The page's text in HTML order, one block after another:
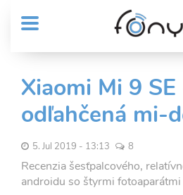
obsah
MENU
Sub
Header
menu
User
account
menu
Xiaomi Mi 9 SE
odľahčená mi-
5. Jul 2019 - 13:13 8
Recenzia šesťpalcového,
androidu so štyrmi